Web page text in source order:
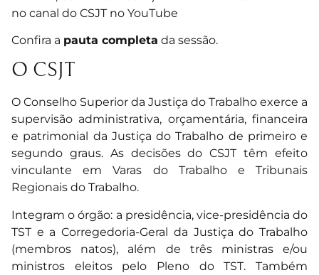
no canal do CSJT no YouTube
Confira a pauta completa da sessão.
O CSJT
O Conselho Superior da Justiça do Trabalho exerce a
supervisão administrativa, orçamentária, financeira
e patrimonial da Justiça do Trabalho de primeiro e
segundo graus. As decisões do CSJT têm efeito
vinculante em Varas do Trabalho e Tribunais
Regionais do Trabalho.
Integram o órgão: a presidência, vice-presidência do
TST e a Corregedoria-Geral da Justiça do Trabalho
(membros natos), além de três ministras e/ou
ministros eleitos pelo Pleno do TST. Também